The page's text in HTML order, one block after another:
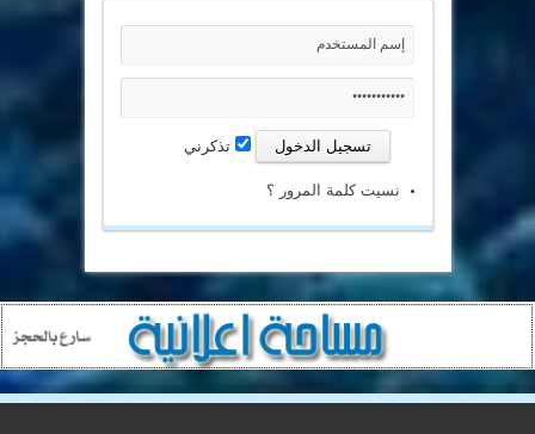
تذكرني
نسيت كلمة المرور ؟